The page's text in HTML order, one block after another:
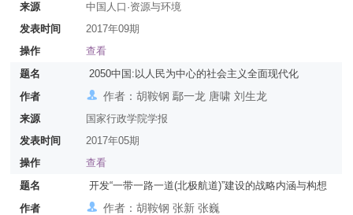
来源
中国人口·资源与环境
发表时间
2017年09期
操作
查看
题名
2050中国:以人民为中心的社会主义全面现代化
作者
作者：胡鞍钢 鄢一龙 唐啸 刘生龙
来源
国家行政学院学报
发表时间
2017年05期
操作
查看
题名
开发“一带一路一道(北极航道)”建设的战略内涵与构想
作者
作者：胡鞍钢 张新 张巍